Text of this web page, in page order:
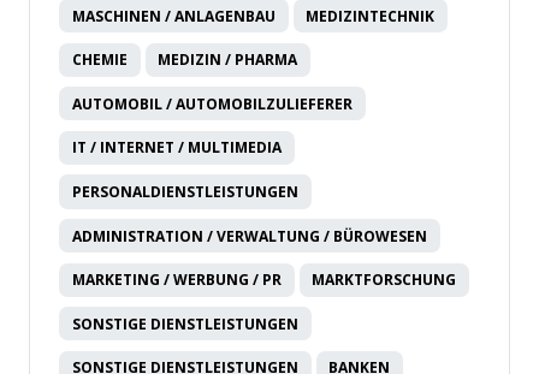
MASCHINEN / ANLAGENBAU MEDIZINTECHNIK
CHEMIE MEDIZIN / PHARMA
AUTOMOBIL / AUTOMOBILZULIEFERER
IT / INTERNET / MULTIMEDIA
PERSONALDIENSTLEISTUNGEN
ADMINISTRATION / VERWALTUNG / BÜROWESEN
MARKETING / WERBUNG / PR MARKTFORSCHUNG
SONSTIGE DIENSTLEISTUNGEN
SONSTIGE DIENSTLEISTUNGEN BANKEN